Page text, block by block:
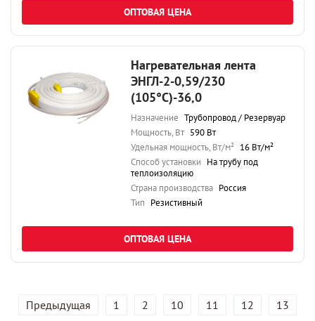
ОПТОВАЯ ЦЕНА
Нагревательная лента
ЭНГЛ-2-0,59/230
(105°С)-36,0
Назначение Трубопровод / Резервуар
Мощность, Вт 590 Вт
Удельная мощность, Вт/м² 16 Вт/м²
Способ установки На трубу под
теплоизоляцию
Страна производства Россия
Тип Резистивный
ОПТОВАЯ ЦЕНА
Предыдущая 1 2 10 11 12 13